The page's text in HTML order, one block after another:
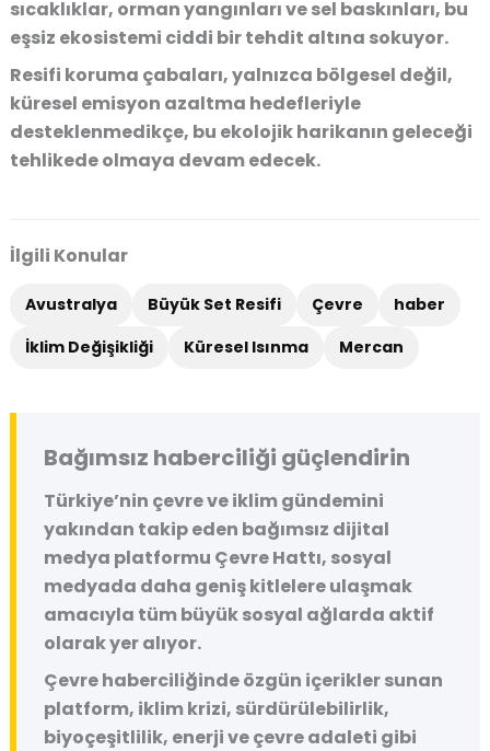
sıcaklıklar, orman yangınları ve sel baskınları, bu
eşsiz ekosistemi ciddi bir tehdit altına sokuyor.
Resifi koruma çabaları, yalnızca bölgesel değil,
küresel emisyon azaltma hedefleriyle
desteklenmedikçe, bu ekolojik harikanın geleceği
tehlikede olmaya devam edecek.
İlgili Konular
Avustralya Büyük Set Resifi Çevre
haber
İklim Değişikliği
Küresel Isınma Mercan
Bağımsız haberciliği güçlendirin
Türkiye’nin çevre ve iklim gündemini
yakından takip eden bağımsız dijital
medya platformu Çevre Hattı, sosyal
medyada daha geniş kitlelere ulaşmak
amacıyla tüm büyük sosyal ağlarda aktif
olarak yer alıyor.
Çevre haberciliğinde özgün içerikler sunan
platform, iklim krizi, sürdürülebilirlik,
biyoçeşitlilik, enerji ve çevre adaleti gibi